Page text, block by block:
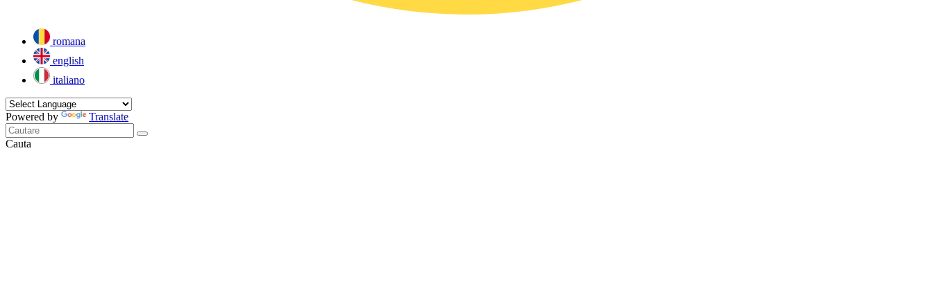
romana
english
italiano
Powered by Translate
Cauta